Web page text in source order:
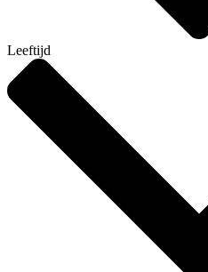
Leeftijd